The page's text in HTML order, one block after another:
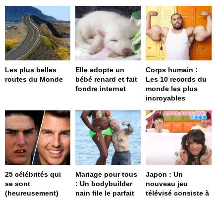
Les plus belles
routes du Monde
Elle adopte un
bébé renard et fait
fondre internet
Corps humain :
Les 10 records du
monde les plus
incroyables
25 célébrités qui
se sont
(heureusement)
Mariage pour tous
: Un bodybuilder
nain file le parfait
Japon : Un
nouveau jeu
télévisé consiste à